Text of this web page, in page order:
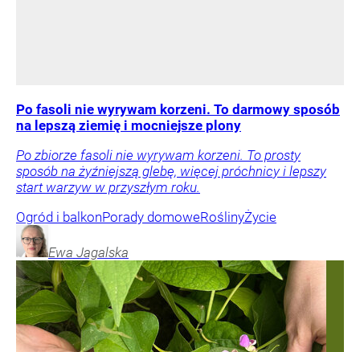
Po fasoli nie wyrywam korzeni. To darmowy sposób
na lepszą ziemię i mocniejsze plony
Po zbiorze fasoli nie wyrywam korzeni. To prosty
sposób na żyźniejszą glebę, więcej próchnicy i lepszy
start warzyw w przyszłym roku.
Ogród i balkonPorady domoweRoślinyŻycie
Ewa Jagalska